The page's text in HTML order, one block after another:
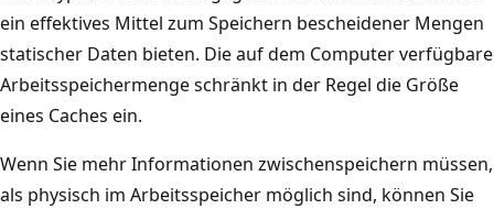
ein effektives Mittel zum Speichern bescheidener Mengen
statischer Daten bieten. Die auf dem Computer verfügbare
Arbeitsspeichermenge schränkt in der Regel die Größe
eines Caches ein.
Wenn Sie mehr Informationen zwischenspeichern müssen,
als physisch im Arbeitsspeicher möglich sind, können Sie